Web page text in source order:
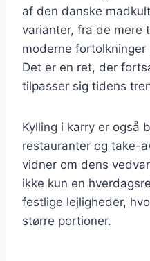
af den danske
varianter, fra de mere
moderne fortolkninger
Det er en ret, der
tilpasser sig tidens
Kylling i karry er også
restauranter og take-
vidner om dens
ikke kun en
festlige lejligheder,
større portioner.